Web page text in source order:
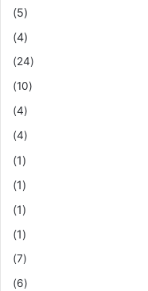
(5)
(4)
(24)
(10)
(4)
(4)
(1)
(1)
(1)
(1)
(7)
(6)